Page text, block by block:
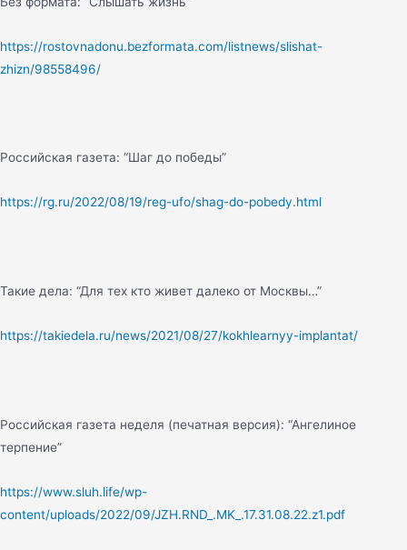
https://rostovnadonu.bezformata.com/listnews/slishat-
zhizn/98558496/
Российская газета: “Шаг до победы”
https://rg.ru/2022/08/19/reg-ufo/shag-do-pobedy.html
Такие дела: “Для тех кто живет далеко от Москвы…”
https://takiedela.ru/news/2021/08/27/kokhlearnyy-implantat/
Российская газета неделя (печатная версия): “Ангелиное
терпение”
https://www.sluh.life/wp-
content/uploads/2022/09/JZH.RND_.MK_.17.31.08.22.z1.pdf